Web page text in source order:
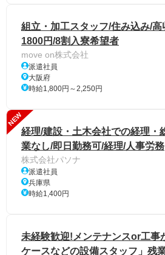
組立・加工スタッフ/住み込み/
1800円/8割入寮希望者
move on株式会社
派遣社員
大阪府
時給1,800円～2,250円
NEW
経理/建設・土木会社での経理・
業なし/即日勤務可/経理/人事労務
株式会社パソナ
派遣社員
兵庫県
時給1,400円
未経験歓迎!メンテナンスor工事
ケースなどの設備スタッフ」残